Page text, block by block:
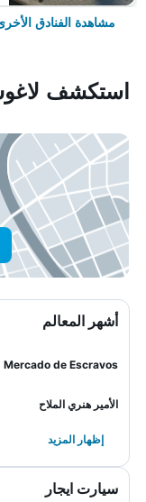
مشاهدة الفنادق
استكشف
أشهر المعالم
Mercado de Escravos
الأمير هنري الملاح
إظهار المزيد
سيارت ايجار